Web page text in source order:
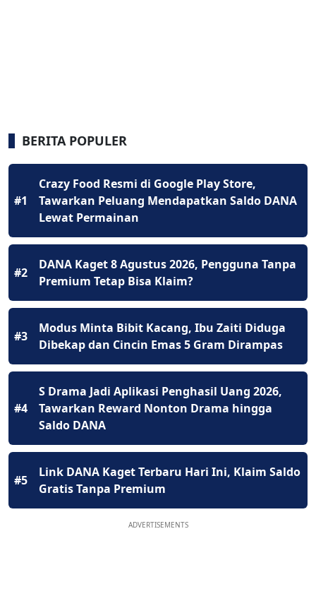
BERITA POPULER
#1
Crazy Food Resmi di Google Play Store,
Tawarkan Peluang Mendapatkan Saldo DANA
Lewat Permainan
#2
DANA Kaget 8 Agustus 2026, Pengguna Tanpa
Premium Tetap Bisa Klaim?
#3
Modus Minta Bibit Kacang, Ibu Zaiti Diduga
Dibekap dan Cincin Emas 5 Gram Dirampas
#4
S Drama Jadi Aplikasi Penghasil Uang 2026,
Tawarkan Reward Nonton Drama hingga
Saldo DANA
#5
Link DANA Kaget Terbaru Hari Ini, Klaim Saldo
Gratis Tanpa Premium
ADVERTISEMENTS